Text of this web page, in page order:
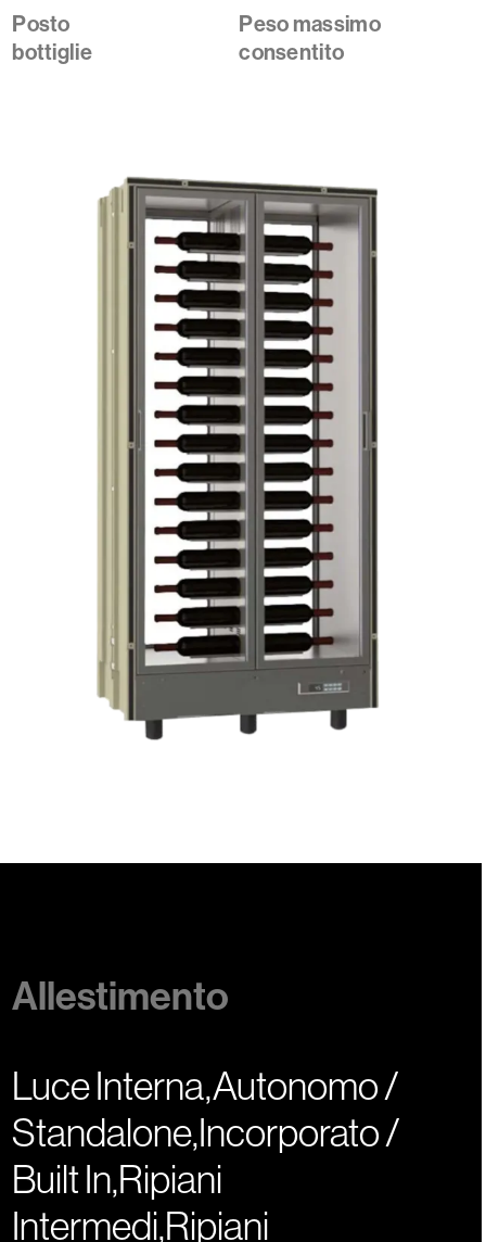
Posto
bottiglie
Peso massimo
consentito
Allestimento
Luce Interna,Autonomo /
Standalone,Incorporato /
Built In,Ripiani
Intermedi,Ripiani